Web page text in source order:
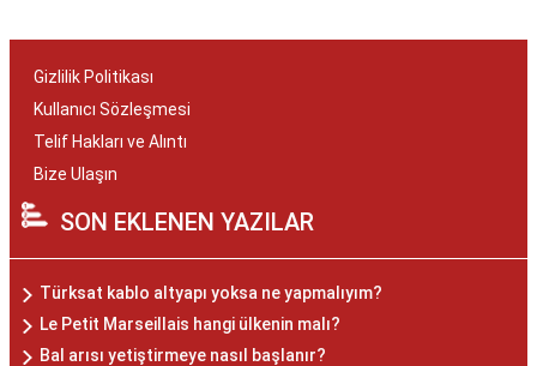
Gizlilik Politikası
Kullanıcı Sözleşmesi
Telif Hakları ve Alıntı
Bize Ulaşın
SON EKLENEN YAZILAR
Türksat kablo altyapı yoksa ne yapmalıyım?
Le Petit Marseillais hangi ülkenin malı?
Bal arısı yetiştirmeye nasıl başlanır?